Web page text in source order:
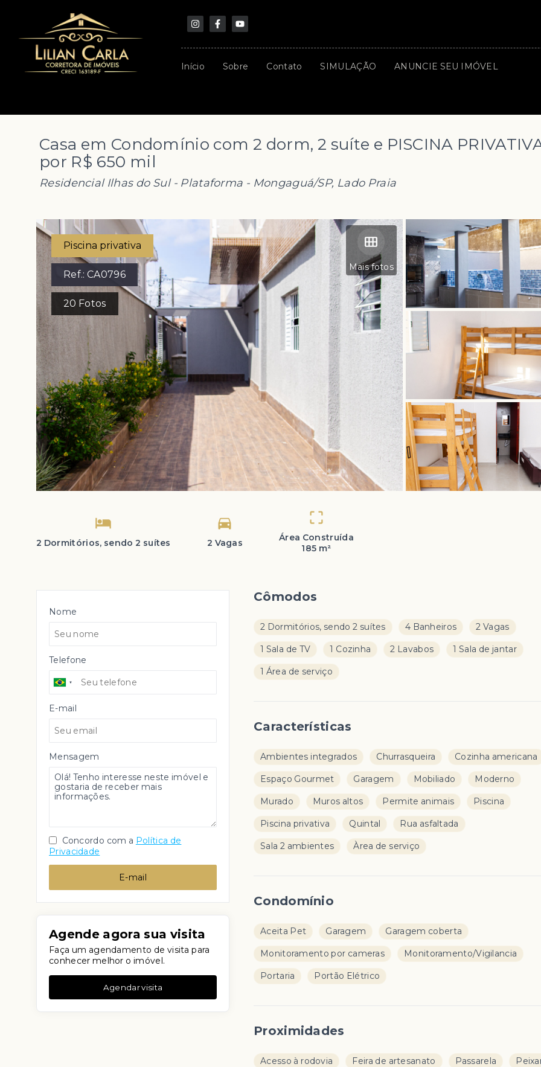
Início Sobre Contato SIMULAÇÃO ANUNCIE SEU IMÓVEL
Casa em Condomínio com 2 dorm, 2 suíte e PISCINA
por R$ 650 mil
Residencial Ilhas do Sul - Plataforma - Mongaguá/SP, Lado Praia
Mais fotos
Piscina privativa
Ref.:CA0796
20 Fotos
2 Dormitórios, sendo 2 suítes 2 Vagas
Área Construída
185 m²
Nome
Telefone
E-mail
Mensagem
Concordo com a Política de
Privacidade
E-mail
Agende agora sua visita
Faça um agendamento de visita para
conhecer melhor o imóvel.
Agendar visita
Cômodos
2 Dormitórios, sendo 2 suítes 4 Banheiros 2 Vagas
1 Sala de TV 1 Cozinha 2 Lavabos 1 Sala de jantar
1 Área de serviço
Características
Ambientes integrados Churrasqueira Cozinha americana
Espaço Gourmet Garagem Mobiliado Moderno
Murado Muros altos Permite animais Piscina
Piscina privativa Quintal Rua asfaltada
Sala 2 ambientes Àrea de serviço
Condomínio
Aceita Pet Garagem Garagem coberta
Monitoramento por cameras Monitoramento/Vigilancia
Portaria Portão Elétrico
Proximidades
Acesso à rodovia Feira de artesanato Passarela